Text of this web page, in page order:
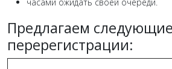
Предлагаем
перерегистрации: